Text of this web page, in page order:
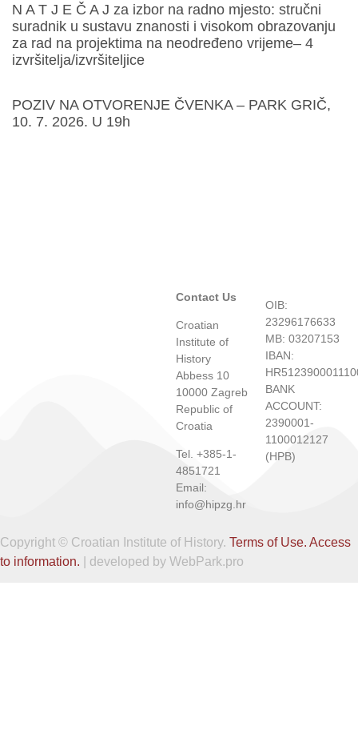
N A T J E Č A J za izbor na radno mjesto: stručni
suradnik u sustavu znanosti i visokom obrazovanju
za rad na projektima na neodređeno vrijeme– 4
izvršitelja/izvršiteljice
POZIV NA OTVORENJE ČVENKA – PARK GRIČ,
10. 7. 2026. U 19h
Contact Us
Croatian
Institute of
History
Abbess 10
10000 Zagreb
Republic of
Croatia
Tel. +385-1-
4851721
Email:
info@hipzg.hr
OIB:
23296176633
MB: 03207153
IBAN:
BANK
ACCOUNT:
2390001-
1100012127
(HPB)
Copyright © Croatian Institute of History. Terms of Use. Access
to information. | developed by WebPark.pro